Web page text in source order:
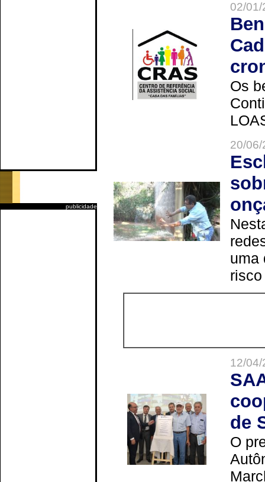
publicidade
02/
Os
20/
uma
12/
de
O